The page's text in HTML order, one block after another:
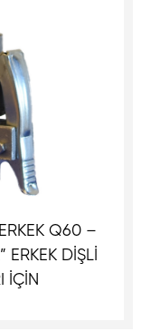
Q60 –
DİŞLİ
İÇİN